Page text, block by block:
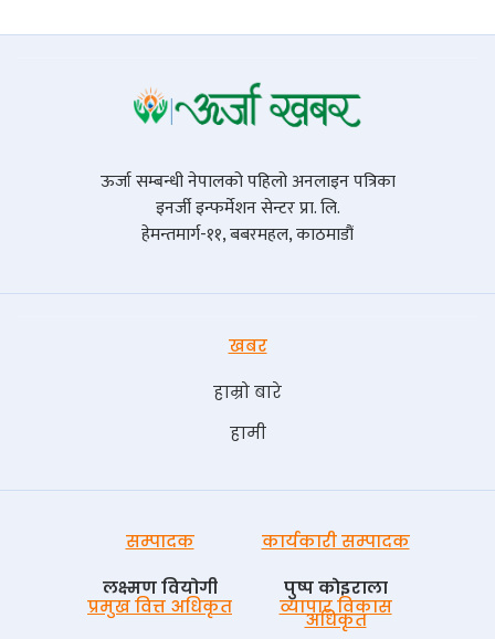
ऊर्जा सम्बन्धी नेपालको पहिलो अनलाइन पत्रिका
इनर्जी इन्फर्मेशन सेन्टर प्रा. लि.
हेमन्तमार्ग-११, बबरमहल, काठमाडौं
खबर
हाम्रो बारे
हामी
सम्पादक
लक्ष्मण वियोगी
कार्यकारी सम्पादक
पुष्प काेइराला
प्रमुख वित्त अधिकृत
व्यापार विकास
अधिकृत